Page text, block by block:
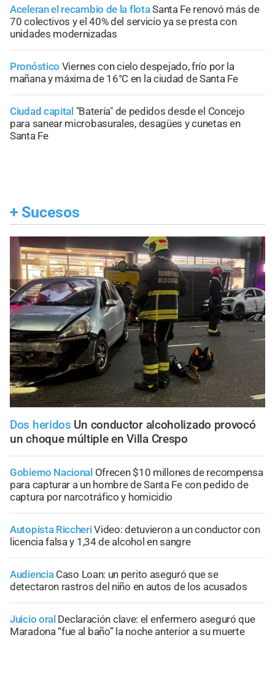
Aceleran el recambio de la flotaSanta Fe renovó más de
70 colectivos y el 40% del servicio ya se presta con
unidades modernizadas
Pronóstico Viernes con cielo despejado, frío por la
mañana y máxima de 16°C en la ciudad de Santa Fe
Ciudad capital "Batería" de pedidos desde el Concejo
para sanear microbasurales, desagües y cunetas en
Santa Fe
+ Sucesos
Dos heridos Un conductor alcoholizado provocó
un choque múltiple en Villa Crespo
Gobierno Nacional Ofrecen $10 millones de recompensa
para capturar a un hombre de Santa Fe con pedido de
captura por narcotráfico y homicidio
Autopista RiccheriVideo: detuvieron a un conductor con
licencia falsa y 1,34 de alcohol en sangre
Audiencia Caso Loan: un perito aseguró que se
detectaron rastros del niño en autos de los acusados
Juicio oral Declaración clave: el enfermero aseguró que
Maradona “fue al baño” la noche anterior a su muerte